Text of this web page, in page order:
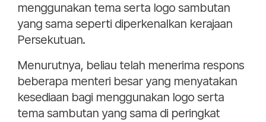
menggunakan tema serta logo sambutan
yang sama seperti diperkenalkan kerajaan
Persekutuan.
Menurutnya, beliau telah menerima respons
beberapa menteri besar yang menyatakan
kesediaan bagi menggunakan logo serta
tema sambutan yang sama di peringkat